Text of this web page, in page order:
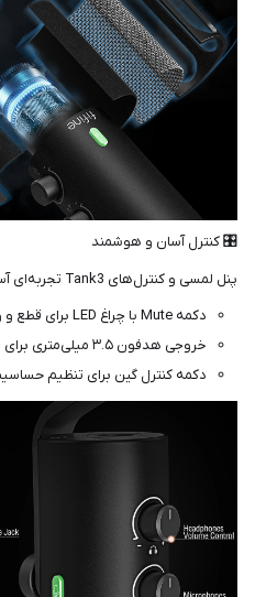
🎛 کنترل آسان و هوشمند
پنل لمسی و کنترل‌های Tank3 تجربه‌ای آسان و دقیق ارائه می‌دهند:
دکمه Mute با چراغ LED برای قطع و وصل سریع صدا
خروجی هدفون ۳.۵ میلی‌متری برای مانیتورینگ لحظه‌ای
دکمه کنترل گین برای تنظیم